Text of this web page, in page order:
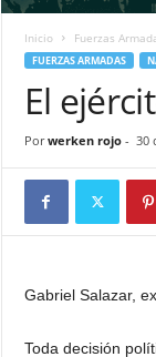
Inicio Fuerzas
FUERZAS ARMADAS
El
Por werken rojo- 30
Gabriel Salazar,
Toda decisión